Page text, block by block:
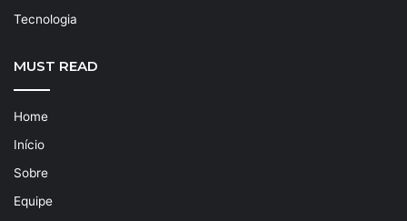
Tecnologia
MUST READ
Home
Início
Sobre
Equipe